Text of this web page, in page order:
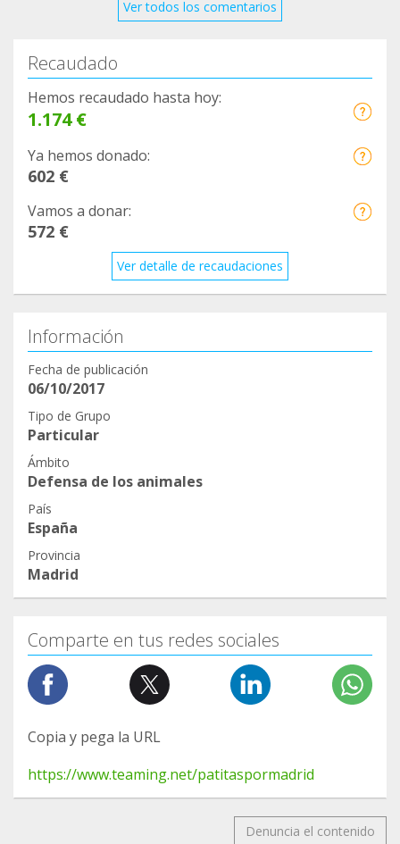
Ver todos los comentarios
Recaudado
Hemos recaudado hasta hoy:
1.174 €
Ya hemos donado:
602 €
Vamos a donar:
572 €
Ver detalle de recaudaciones
Información
Fecha de publicación
06/10/2017
Tipo de Grupo
Particular
Ámbito
Defensa de los animales
País
España
Provincia
Madrid
Comparte en tus redes sociales
Copia y pega la URL
https://www.teaming.net/patitaspormadrid
Denuncia el contenido